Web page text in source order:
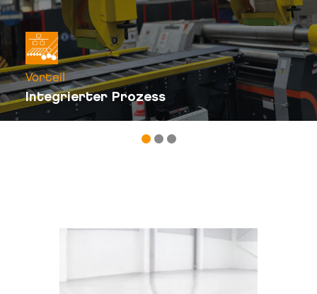
Vorteil
Integrierter Prozess